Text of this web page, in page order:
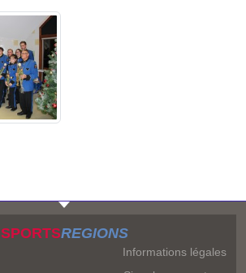
SPORTSREGIONS
Informations légales